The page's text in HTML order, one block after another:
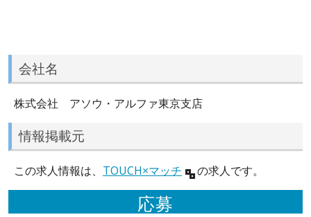
会社名
株式会社 アソウ・アルファ東京支店
情報掲載元
この求人情報は、 TOUCH×マッチ の求人です。
応募